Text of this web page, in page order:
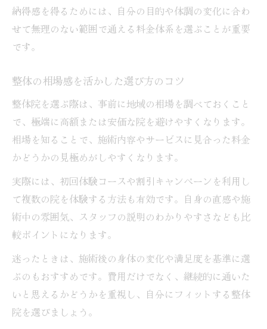
納得感を得るためには、自分の目的や体調の変化に合わ
せて無理のない範囲で通える料金体系を選ぶことが重要
です。
整体の相場感を活かした選び方のコツ
整体院を選ぶ際は、事前に地域の相場を調べておくこと
で、極端に高額または安価な院を避けやすくなります。
相場を知ることで、施術内容やサービスに見合った料金
かどうかの見極めがしやすくなります。
実際には、初回体験コースや割引キャンペーンを利用し
て複数の院を体験する方法も有効です。自身の直感や施
術中の雰囲気、スタッフの説明のわかりやすさなども比
較ポイントになります。
迷ったときは、施術後の身体の変化や満足度を基準に選
ぶのもおすすめです。費用だけでなく、継続的に通いた
いと思えるかどうかを重視し、自分にフィットする整体
院を選びましょう。